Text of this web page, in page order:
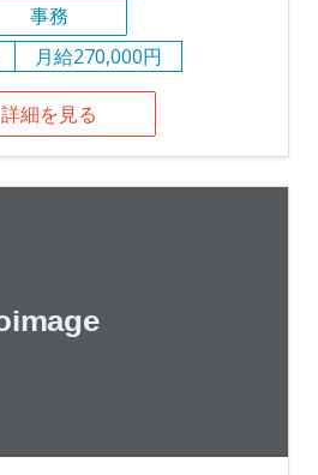
事務
月給270,000円
詳細を見る